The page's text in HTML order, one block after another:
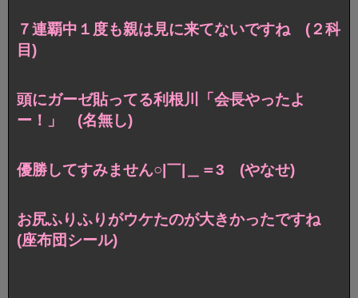
７連覇中１度も親は見に来てないですね (２科
目)
頭にガーゼ貼ってる利根川「会長やったよ
ー！」 (名無し)
優勝してすみません○|￣|＿＝3 (やなせ)
お尻ふりふりがウケたのが大きかったですね
(座布団シール)